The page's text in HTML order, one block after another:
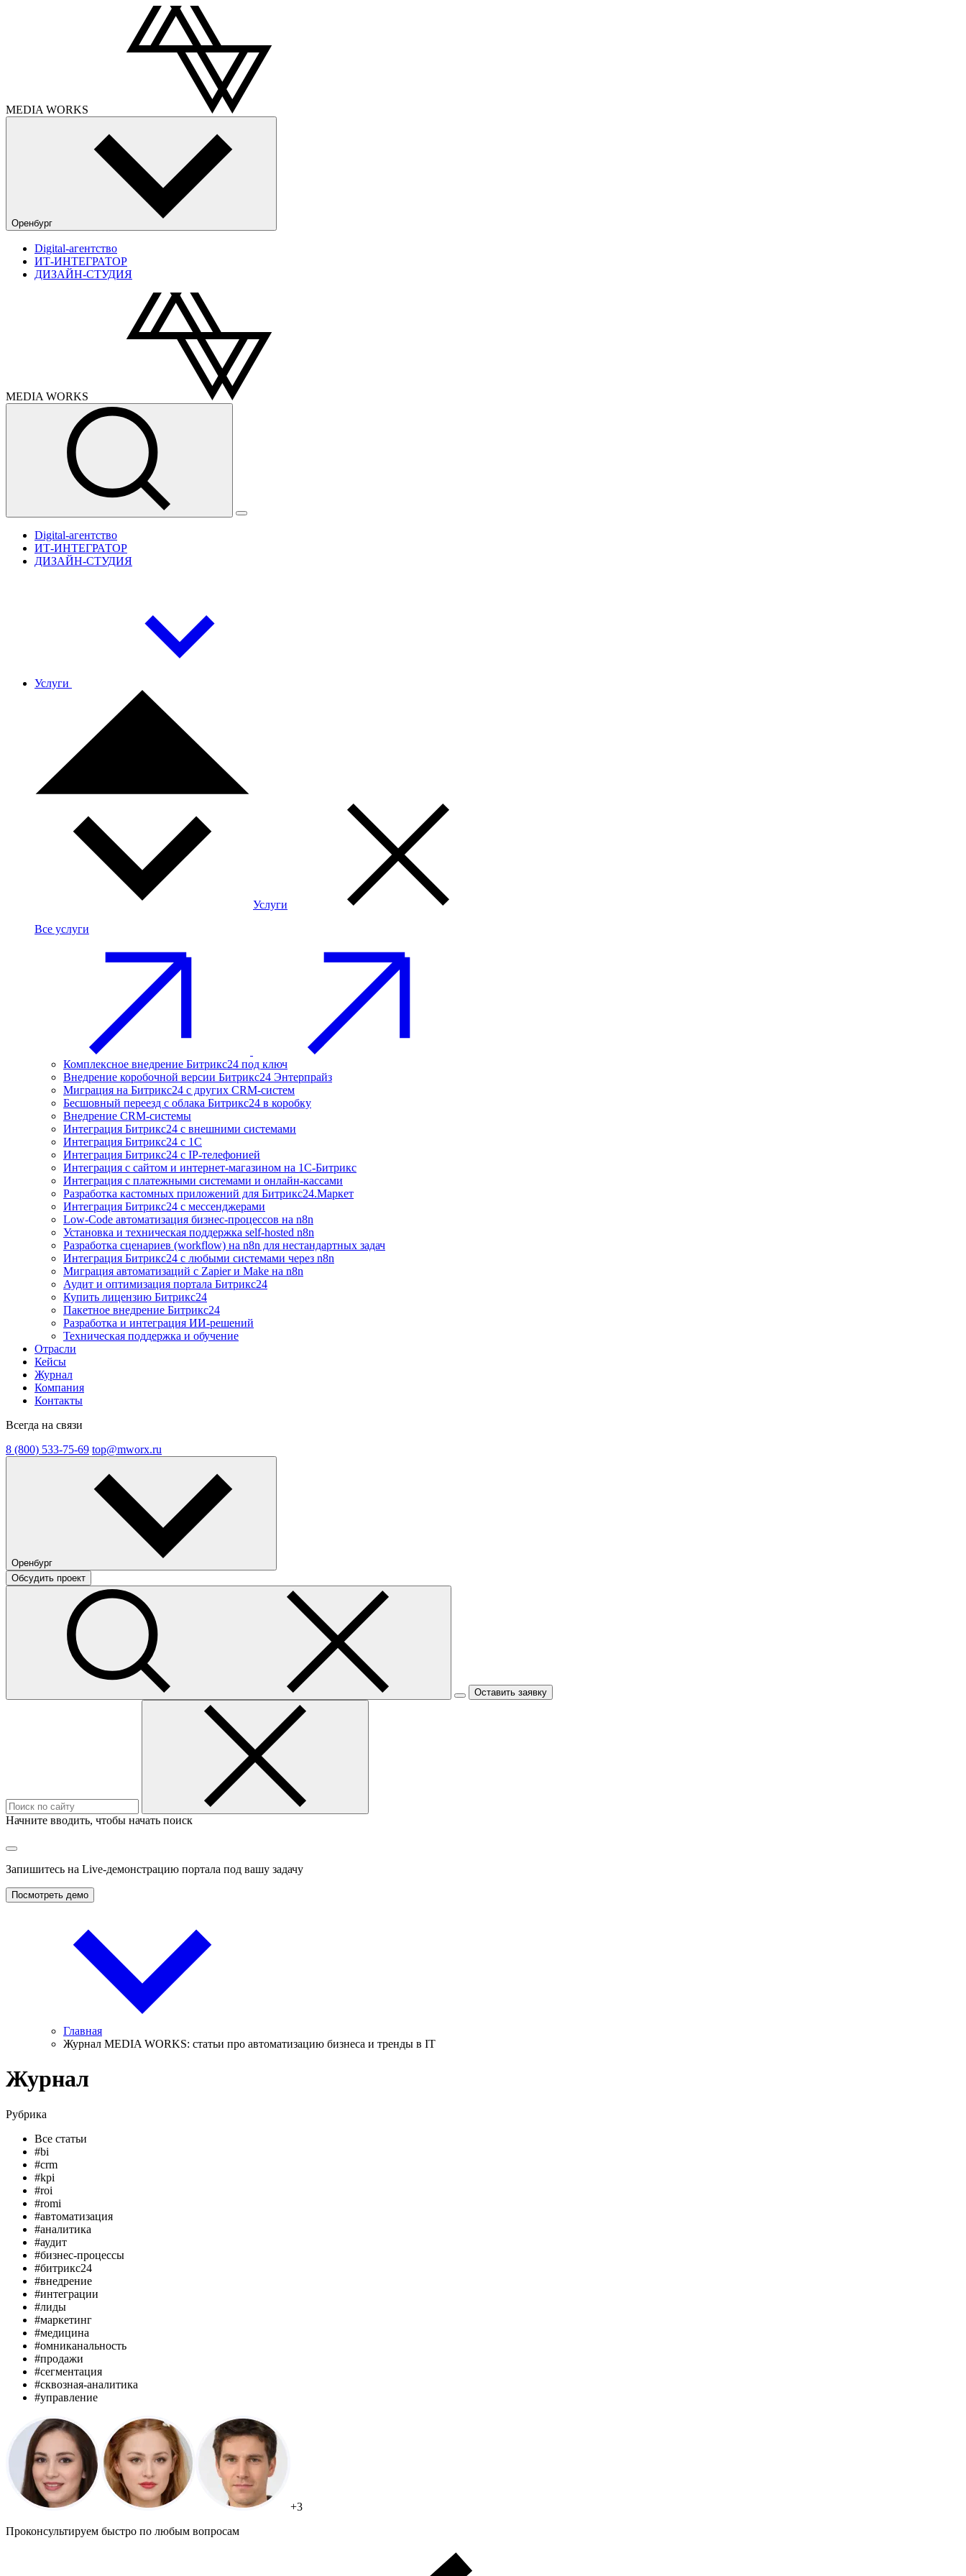
MEDIA WORKS
Оренбург
Digital-агентство
ИТ-ИНТЕГРАТОР
ДИЗАЙН-СТУДИЯ
MEDIA WORKS
Digital-агентство
ИТ-ИНТЕГРАТОР
ДИЗАЙН-СТУДИЯ
Услуги
Услуги
Все услуги
Комплексное внедрение Битрикс24 под ключ
Внедрение коробочной версии Битрикс24 Энтерпрайз
Миграция на Битрикс24 с других CRM-систем
Бесшовный переезд с облака Битрикс24 в коробку
Внедрение CRM-системы
Интеграция Битрикс24 с внешними системами
Интеграция Битрикс24 с 1С
Интеграция Битрикс24 с IP-телефонией
Интеграция с сайтом и интернет-магазином на 1С-Битрикс
Интеграция с платежными системами и онлайн-кассами
Разработка кастомных приложений для Битрикс24.Маркет
Интеграция Битрикс24 с мессенджерами
Low-Code автоматизация бизнес-процессов на n8n
Установка и техническая поддержка self-hosted n8n
Разработка сценариев (workflow) на n8n для нестандартных задач
Интеграция Битрикс24 с любыми системами через n8n
Миграция автоматизаций с Zapier и Make на n8n
Аудит и оптимизация портала Битрикс24
Купить лицензию Битрикс24
Пакетное внедрение Битрикс24
Разработка и интеграция ИИ-решений
Техническая поддержка и обучение
Отрасли
Кейсы
Журнал
Компания
Контакты
Всегда на связи
8 (800) 533-75-69 top@mworx.ru
Оренбург
Обсудить проект
Оставить заявку
Начните вводить, чтобы начать поиск
Запишитесь на Live-демонстрацию портала под вашу задачу
Посмотреть демо
Главная
Журнал MEDIA WORKS: статьи про автоматизацию бизнеса и тренды в IT
Журнал
Рубрика
Все статьи
#bi
#crm
#kpi
#roi
#romi
#автоматизация
#аналитика
#аудит
#бизнес-процессы
#битрикс24
#внедрение
#интеграции
#лиды
#маркетинг
#медицина
#омниканальность
#продажи
#сегментация
#сквозная-аналитика
#управление
+3
Проконсультируем быстро по любым вопросам